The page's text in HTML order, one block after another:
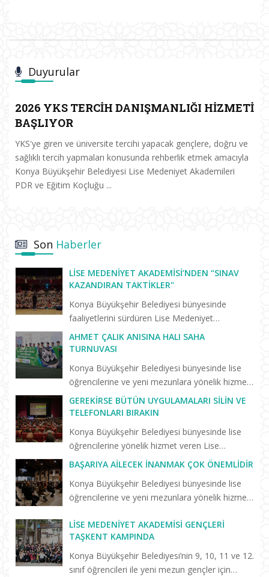
Duyurular
2026 YKS TERCİH DANIŞMANLIĞI HİZMETİ
BAŞLIYOR
YKS'ye giren ve üniversite tercihi yapacak gençlere, doğru ve
sağlıklı tercih yapmaları konusunda rehberlik etmek amacıyla
Konya Büyükşehir Belediyesi Lise Medeniyet Akademileri
PDR ve Eğitim Koçluğu ...
Son Haberler
LISE MEDENIYET AKADEMISI’NDEN “SINAV
KAZANDIRAN TAKTIKLER"
Konya Büyükşehir Belediyesi bünyesinde
faaliyetlerini sürdüren Lise Medeniyet
Akademisi’nde “Birlikte Başaracağız”
programları yeni eğitim öğretim dönemiyle
AHMET ÇALIK ANISINA HALI SAHA
TURNUVASI
Konya Büyükşehir Belediyesi bünyesinde lise
öğrencilerine ve yeni mezunlara yönelik hizmet
veren Lise Medeniyet Akademisi’nde trafik
kazasında hayatını kaybeden Konyasporlu
GEREKIRSE BÜTÜN UYGULAMALARI SILIN VE
TELEFONLARI BIRAKIN
Konya Büyükşehir Belediyesi bünyesinde lise
öğrencilerine yönelik hizmet veren Lise
Medeniyet Akademisi’nin “Birlikte Başaracağız”
programları sürüyor. Selçuklu Kongre
Merkezi’nde düzenlenen “Başarm...
BAŞARIYA AILECEK İNANMAK ÇOK ÖNEMLIDIR
Konya Büyükşehir Belediyesi bünyesinde lise
öğrencilerine ve yeni mezunlara yönelik hizmet
tarafından düzenlenen konferansa katılan Prof.
Dr. Erdal Hamarta, a...
LISE MEDENIYET AKADEMISI GENÇLERI
TAŞKENT KAMPINDA
Konya Büyükşehir Belediyesi’nin 9, 10, 11 ve 12.
sınıf öğrencileri ile yeni mezun gençler için